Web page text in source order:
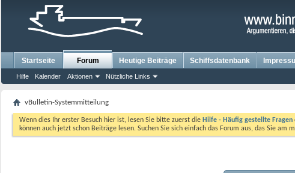
Startseite Forum
Hilfe Kalender Aktionen Nützliche Links
Heutige Beiträge Schiffsdatenbank
vBulletin-Systemmitteilung
Wenn dies Ihr erster Besuch hier ist, lesen Sie bitte zuerst die Hilfe - Häufig gestellte Fragen
können auch jetzt schon Beiträge lesen. Suchen Sie sich einfach das Forum aus, das Sie am